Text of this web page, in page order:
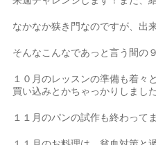
なかなか狭き門なのですが、出
そんなこんなであっと言う間の
１０月のレッスンの準備も着
買い込みとかちゃっかりしました
１１月のパンの試作も終わって